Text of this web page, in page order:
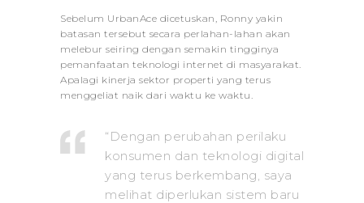
Sebelum UrbanAce dicetuskan, Ronny yakin
batasan tersebut secara perlahan-lahan akan
melebur seiring dengan semakin tingginya
pemanfaatan teknologi internet di masyarakat.
Apalagi kinerja sektor properti yang terus
menggeliat naik dari waktu ke waktu.
“Dengan perubahan perilaku
konsumen dan teknologi digital
yang terus berkembang, saya
melihat diperlukan sistem baru